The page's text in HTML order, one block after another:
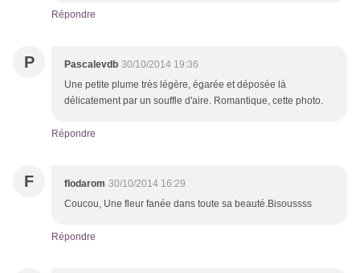
Répondre
P Pascalevdb 30/10/2014 19:36
Une petite plume très légère, égarée et déposée là
délicatement par un souffle d'aire. Romantique, cette photo.
Répondre
F flodarom 30/10/2014 16:29
Coucou, Une fleur fanée dans toute sa beauté.Bisoussss
Répondre